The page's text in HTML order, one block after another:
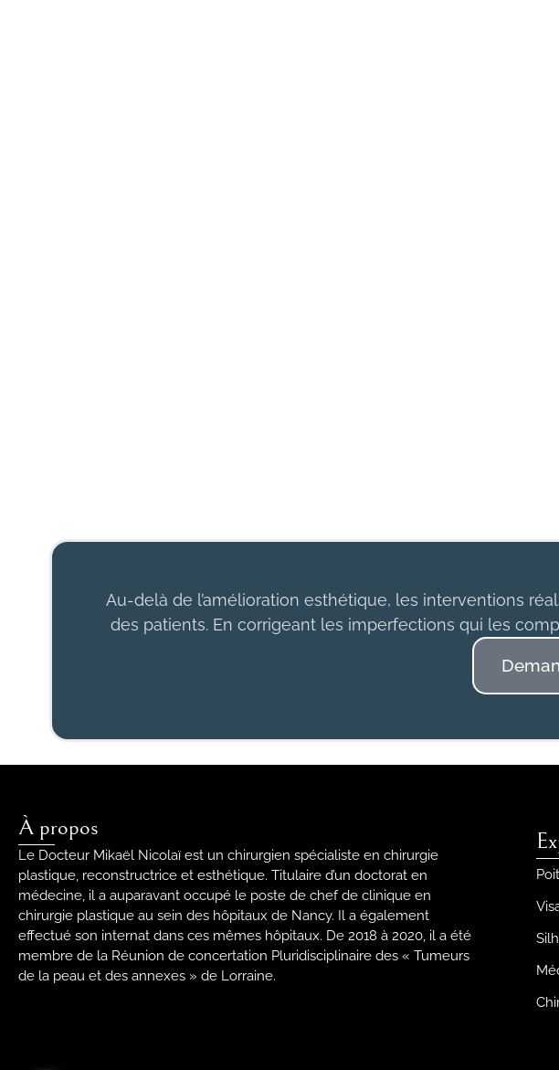
Au-delà de l’amélioration esthétique, les interventions
des patients. En corrigeant les imperfections qui les
À propos
Le Docteur Mikaël Nicolaï est un chirurgien spécialiste en chirurgie
plastique, reconstructrice et esthétique. Titulaire d’un doctorat en
médecine, il a auparavant occupé le poste de chef de clinique en
chirurgie plastique au sein des hôpitaux de Nancy. Il a également
effectué son internat dans ces mêmes hôpitaux. De 2018 à 2020, il a été
membre de la Réunion de concertation Pluridisciplinaire des « Tumeurs
de la peau et des annexes » de Lorraine.